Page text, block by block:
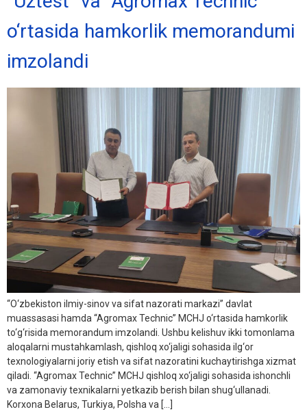
o‘rtasida hamkorlik memorandumi
imzolandi
“O‘zbekiston ilmiy-sinov va sifat nazorati markazi” davlat
muassasasi hamda “Agromax Technic” MCHJ o‘rtasida hamkorlik
to‘g‘risida memorandum imzolandi. Ushbu kelishuv ikki tomonlama
aloqalarni mustahkamlash, qishloq xo‘jaligi sohasida ilg‘or
texnologiyalarni joriy etish va sifat nazoratini kuchaytirishga xizmat
qiladi. “Agromax Technic” MCHJ qishloq xo‘jaligi sohasida ishonchli
va zamonaviy texnikalarni yetkazib berish bilan shug‘ullanadi.
Korxona Belarus, Turkiya, Polsha va […]